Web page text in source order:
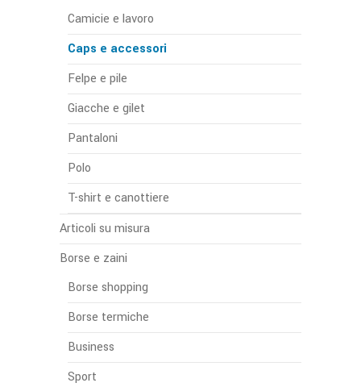
Camicie e lavoro
Caps e accessori
Felpe e pile
Giacche e gilet
Pantaloni
Polo
T-shirt e canottiere
Articoli su misura
Borse e zaini
Borse shopping
Borse termiche
Business
Sport